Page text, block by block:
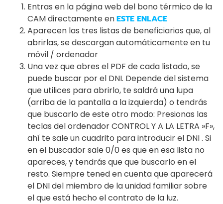
Entras en la página web del bono térmico de la
CAM directamente enESTE ENLACE
Aparecen las tres listas de beneficiarios que, al
abrirlas, se descargan automáticamente en tu
móvil / ordenador
Una vez que abres el PDF de cada listado, se
puede buscar por el DNI. Depende del sistema
que utilices para abrirlo, te saldrá una lupa
(arriba de la pantalla a la izquierda) o tendrás
que buscarlo de este otro modo: Presionas las
teclas del ordenador CONTROL Y A LA LETRA »F»,
ahí te sale un cuadrito para introducir el DNI . Si
en el buscador sale 0/0 es que en esa lista no
apareces, y tendrás que que buscarlo en el
resto. Siempre tened en cuenta que aparecerá
el DNI del miembro de la unidad familiar sobre
el que está hecho el contrato de la luz.